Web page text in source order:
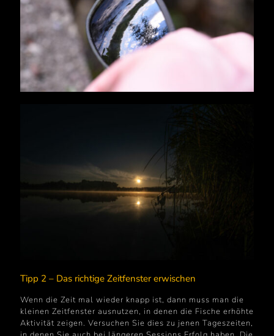
Tipp 2 – Das richtige Zeitfenster erwischen
Wenn die Zeit mal wieder knapp ist, dann muss man die
kleinen Zeitfenster ausnutzen, in denen die Fische erhöhte
Aktivität zeigen. Versuchen Sie dies zu jenen Tageszeiten,